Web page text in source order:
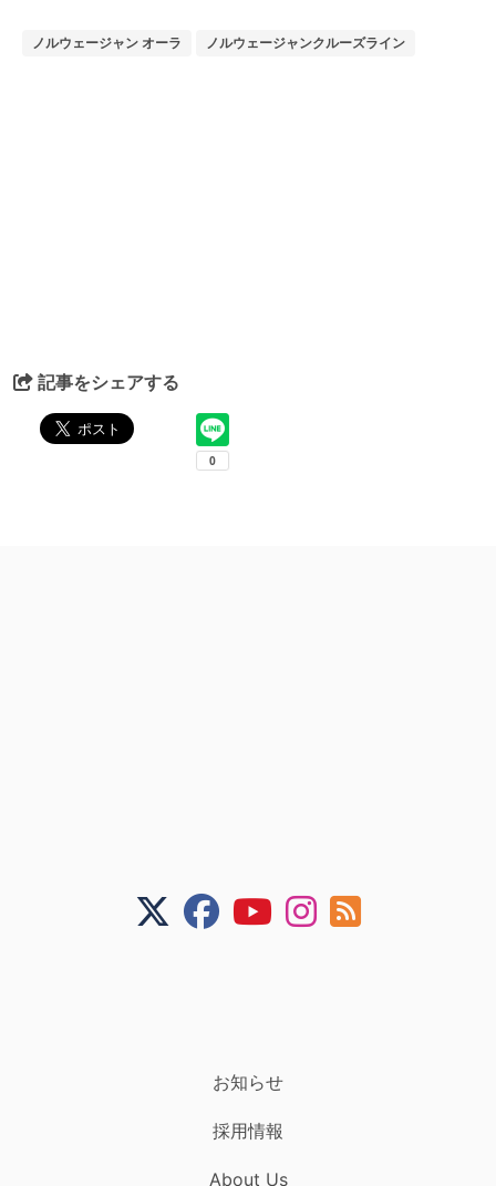
ノルウェージャン オーラ ノルウェージャンクルーズライン
記事をシェアする
お知らせ
採用情報
About Us